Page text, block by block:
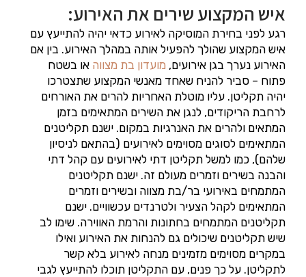
איש המקצוע שירים את האירוע:
רגע לפני בחירת המוסיקה לאירוע כדאי יהיה להתייעץ עם
איש המקצוע שהולך להפעיל אותה במהלך האירוע. בין אם
האירוע נערך בגן אירועים, מועדון בת מצווה או בשטח
פתוח – סביר להניח שאחד מאנשי המקצוע שתצטרכו
יהיה תקליטן. עליו מוטלת האחריות להרים את האורחים
לרחבת הריקודים, לנגן את השירים המתאימים בזמן
המתאים ולהרים את האנרגיות במקום. ישנם תקליטנים
המתאימים לסוגים מסוימים לאירועים (בהתאם לניסיון
שלהם), כמו למשל תקליטן דתי לאירועים עם קהל דתי
והבנה בשירים וזמרים מעולם זה. ישנם תקליטנים
המתמחים באירועי בר/בת מצווה ובשירים וזמרים
המתאימים לקהל הצעיר ולטרנדים עכשוויים. ישנם
תקליטנים המתמחים בחתונות והרמת האווירה. שימו לב
שיש תקליטנים שיכולים גם להנחות את האירוע ואילו
במקרים מסוימים מזמינים מנחה לאירוע בלא קשר
לתקליטן. על כך פנים, עם התקליטן תוכלו להתייעץ לגבי